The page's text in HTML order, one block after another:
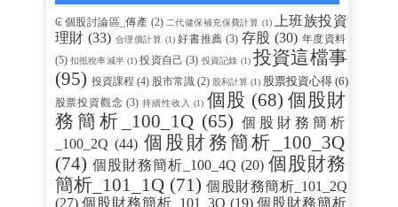
₢ 個股討論區_傳產 (2) 二代健保補充保費計算 (1)
上班族投資
理財 (33) 合理價計算 (1) 好書推薦 (3) 存股 (30) 年度資料
(5) 扣抵稅率減半 (1) 投資自己 (3) 投資記錄 (1) 投資這檔事
(95) 投資課程 (4) 股市常識 (2) 股利計算 (1) 股票投資心得 (6)
股票投資觀念 (3) 持續性收入 (1) 個股 (68) 個股財
務簡析_100_1Q (65) 個股財務簡析
_100_2Q (44) 個股財務簡析_100_3Q
(74) 個股財務簡析_100_4Q (20) 個股財務
簡析_101_1Q (71) 個股財務簡析_101_2Q
(27) 個股財務簡析_101_3Q (19) 個股財務簡析